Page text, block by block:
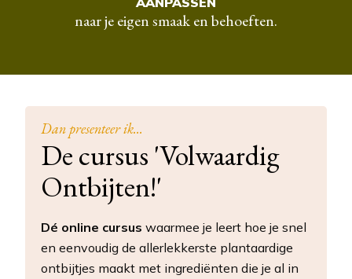
naar je eigen smaak en behoeften.
Dan presenteer ik...
De cursus 'Volwaardig
Ontbijten!'
Dé online cursus waarmee je leert hoe je snel
en eenvoudig de allerlekkerste plantaardige
ontbijtjes maakt met ingrediënten die je al in